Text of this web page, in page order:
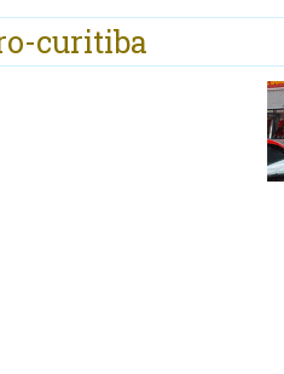
curitiba